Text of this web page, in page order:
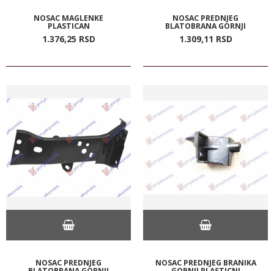
NOSAC MAGLENKE
PLASTICAN
1.376,25 RSD
NOSAC PREDNJEG
BLATOBRANA GORNJI
1.309,11 RSD
NOSAC PREDNJEG NOSAC PREDNJEG BRANIKA